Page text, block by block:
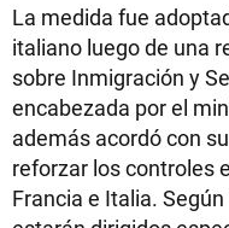
La medida fue
italiano luego de una
sobre Inmigración y
encabezada por el
además acordó con
reforzar los controles
Francia e Italia.